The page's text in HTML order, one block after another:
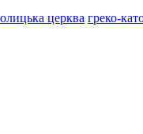
церква греко-